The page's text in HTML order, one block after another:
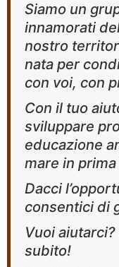
Siamo un
innamorati
nostro
nata per
con voi, con
Con il tuo
sviluppare
educazione
mare in prima
Dacci
consentici di
Vuoi
subito!